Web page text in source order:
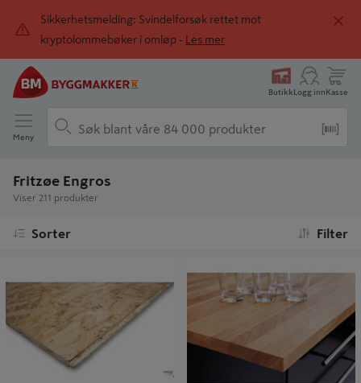
Sikkerhetsmelding: Svindelforsøk rettet mot
kryptolommebøker i omløp -
Les mer
ButikkLogg innKasse
Meny
Fritzøe Engros
Viser 211 produkter
Sorter Filter